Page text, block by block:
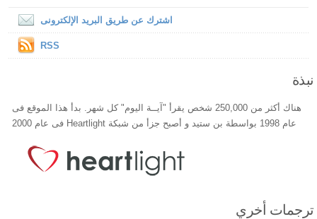
اشترك عن طريق البريد الإلكترونى
RSS
نبذة
هناك أكثر من 250,000 شخص يقرأ "آيــة اليوم" كل شهر. بدأ هذا الموقع فى
عام 1998 بواسطة بن ستيد و أصبح جزأ من شبكة Heartlight فى عام 2000
ترجمات أخري